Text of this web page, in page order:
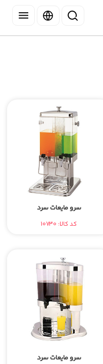
سرو مایعات سرد
کد کالا: 10730
سرو مایعات سرد